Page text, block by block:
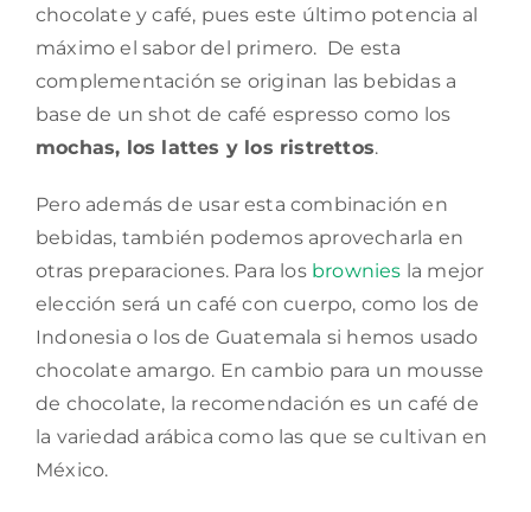
chocolate y café, pues este último potencia al
máximo el sabor del primero. De esta
complementación se originan las bebidas a
base de un shot de café espresso como los
mochas, los lattes y los ristrettos.
Pero además de usar esta combinación en
bebidas, también podemos aprovecharla en
otras preparaciones. Para los brownies la mejor
elección será un café con cuerpo, como los de
Indonesia o los de Guatemala si hemos usado
chocolate amargo. En cambio para un mousse
de chocolate, la recomendación es un café de
la variedad arábica como las que se cultivan en
México.